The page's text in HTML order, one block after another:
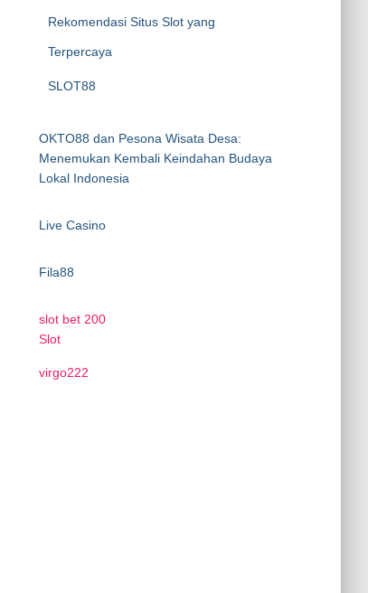
Rekomendasi Situs Slot yang
Terpercaya
SLOT88
OKTO88 dan Pesona Wisata Desa:
Menemukan Kembali Keindahan Budaya
Lokal Indonesia
Live Casino
Fila88
slot bet 200
Slot
virgo222